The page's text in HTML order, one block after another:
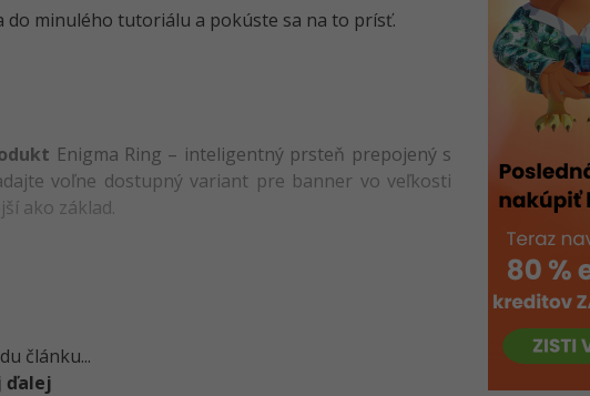
do minulého tutoriálu a pokúste sa na to prísť.
Enigma Ring – inteligentný prsteň prepojený s
voľne dostupný variant pre banner vo veľkosti
ako základ.
článku...
ďalej